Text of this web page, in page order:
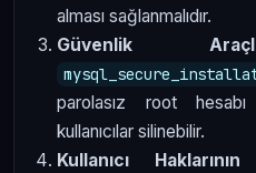
alması sağlanmalıdır.
Güvenlik
parolasız root
kullanıcılar silinebilir.
Kullanıcı Haklarının